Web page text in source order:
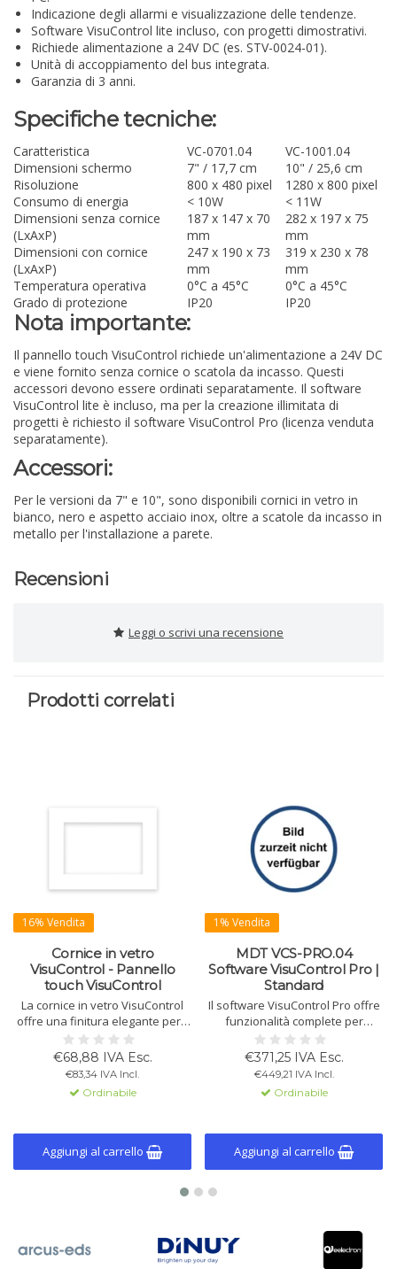
Indicazione degli allarmi e visualizzazione delle tendenze.
Software VisuControl lite incluso, con progetti dimostrativi.
Richiede alimentazione a 24V DC (es. STV-0024-01).
Unità di accoppiamento del bus integrata.
Garanzia di 3 anni.
Specifiche tecniche:
Caratteristica VC-0701.04
VC-1001.04
Dimensioni schermo
7" / 17,7 cm
10" / 25,6 cm
Risoluzione
800 x 480 pixel
1280 x 800 pixel
Consumo di energia
< 10W
< 11W
Dimensioni senza cornice
(LxAxP)
187 x 147 x 70
mm
282 x 197 x 75
mm
Dimensioni con cornice
(LxAxP)
247 x 190 x 73
mm
319 x 230 x 78
mm
Temperatura operativa
0°C a 45°C
0°C a 45°C
Grado di protezione
IP20 IP20
Nota importante:
Il pannello touch VisuControl richiede un'alimentazione a 24V DC
e viene fornito senza cornice o scatola da incasso. Questi
accessori devono essere ordinati separatamente. Il software
VisuControl lite è incluso, ma per la creazione illimitata di
progetti è richiesto il software VisuControl Pro (licenza venduta
separatamente).
Accessori:
Per le versioni da 7" e 10", sono disponibili cornici in vetro in
bianco, nero e aspetto acciaio inox, oltre a scatole da incasso in
metallo per l'installazione a parete.
Recensioni
Leggi o scrivi una recensione
Prodotti correlati
16% Vendita
Cornice in vetro
VisuControl - Pannello
touch VisuControl
La cornice in vetro VisuControl
offre una finitura elegante per il
pannello touch VisuControl.
Disponibile in bianco, nero e
acciaio inossidabile spazzolato.
Ideale per montaggio a parete,
adatta a pannelli da 7" e 10".
€68,88 IVA Esc.
€83,34 IVA Incl.
Ordinabile
Aggiungi al carrello
1% Vendita
MDT VCS-PRO.04
Software VisuControl Pro |
Standard
Il software VisuControl Pro offre
funzionalità complete per
programmare i pannelli touch
VisuControl. Disponibile solo in
inglese, supporta impostazioni
personalizzate.
€371,25 IVA Esc.
€449,21 IVA Incl.
Ordinabile
Aggiungi al carrello